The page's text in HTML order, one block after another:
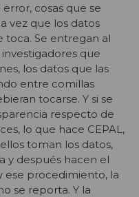
cosas que se
vez que los datos
toca. Se entregan al
que
los datos que las
entre comillas
tocarse. Y si se
respecto de
lo que hace CEPAL,
toman los datos,
y después hacen el
ese procedimiento, la
se reporta. Y la